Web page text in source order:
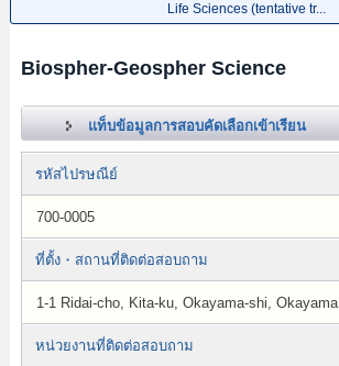
Life Sciences (tentative tr...
Biospher-Geospher Science
แท็บข้อมูลการสอบคัดเลือกเข้าเรียน
รหัสไปรษณีย์
700-0005
ที่ตั้ง・สถานที่ติดต่อสอบถาม
1-1 Ridai-cho, Kita-ku, Okayama-shi, Okayama
หน่วยงานที่ติดต่อสอบถาม